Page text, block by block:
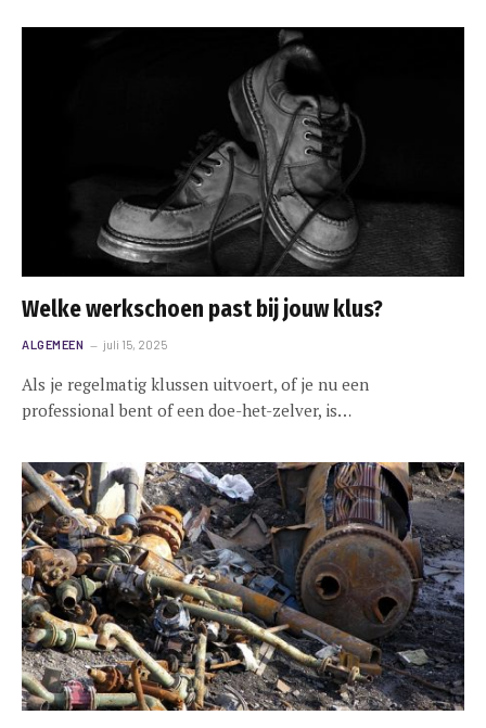
Welke werkschoen past bij jouw klus?
ALGEMEEN juli 15, 2025
Als je regelmatig klussen uitvoert, of je nu een
professional bent of een doe-het-zelver, is…